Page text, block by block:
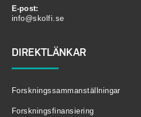
E-post:
info@skolfi.se
DIREKTLÄNKAR
Forskningssammanställningar
Forskningsfinansiering